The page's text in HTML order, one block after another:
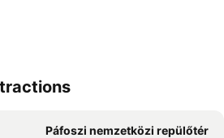
Páfoszi nemzetközi repülőtér